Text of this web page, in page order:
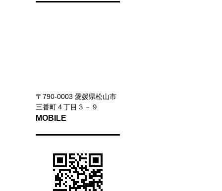
〒790-0003 愛媛県松山市
三番町４丁目３－９
MOBILE